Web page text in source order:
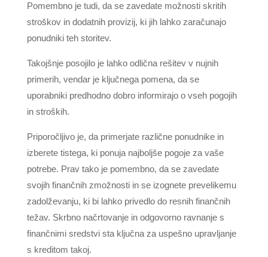
Pomembno je tudi, da se zavedate možnosti skritih
stroškov in dodatnih provizij, ki jih lahko zaračunajo
ponudniki teh storitev.
Takojšnje posojilo je lahko odlična rešitev v nujnih
primerih, vendar je ključnega pomena, da se
uporabniki predhodno dobro informirajo o vseh pogojih
in stroških.
Priporočljivo je, da primerjate različne ponudnike in
izberete tistega, ki ponuja najboljše pogoje za vaše
potrebe. Prav tako je pomembno, da se zavedate
svojih finančnih zmožnosti in se izognete prevelikemu
zadolževanju, ki bi lahko privedlo do resnih finančnih
težav. Skrbno načrtovanje in odgovorno ravnanje s
finančnimi sredstvi sta ključna za uspešno upravljanje
s kreditom takoj.